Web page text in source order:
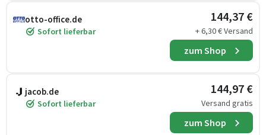
otto-office.de
Sofort lieferbar
144,37 €
+ 6,30 € Versand
zum Shop
jacob.de
Sofort lieferbar
144,97 €
Versand gratis
zum Shop